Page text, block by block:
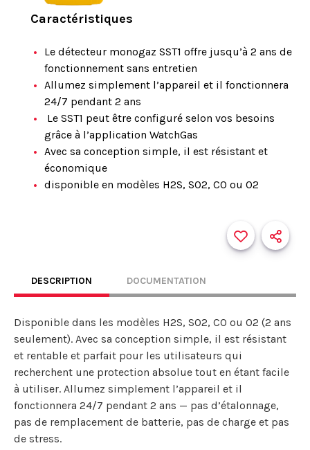
Caractéristiques
Le détecteur monogaz SST1 offre jusqu’à 2 ans de
fonctionnement sans entretien
Allumez simplement l’appareil et il fonctionnera
24/7 pendant 2 ans
Le SST1 peut être configuré selon vos besoins
grâce à l’application WatchGas
Avec sa conception simple, il est résistant et
économique
disponible en modèles H2S, SO2, CO ou O2
DESCRIPTION DOCUMENTATION
Disponible dans les modèles H2S, SO2, CO ou O2 (2 ans
seulement). Avec sa conception simple, il est résistant
et rentable et parfait pour les utilisateurs qui
recherchent une protection absolue tout en étant facile
à utiliser. Allumez simplement l’appareil et il
fonctionnera 24/7 pendant 2 ans — pas d’étalonnage,
pas de remplacement de batterie, pas de charge et pas
de stress.